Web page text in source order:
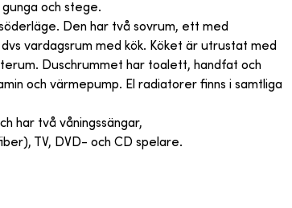
och stege.
Den har två sovrum, ett med
vardagsrum med kök. Köket är utrustat med
Duschrummet har toalett, handfat och
och värmepump. El radiatorer finns i samtliga
har två våningssängar,
TV, DVD- och CD spelare.